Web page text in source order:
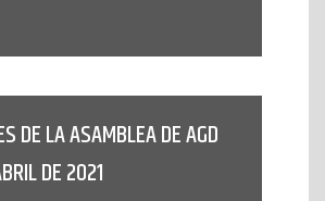
DE LA ASAMBLEA DE AGD
DE 2021